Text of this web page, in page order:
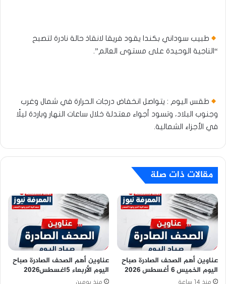
طبيب سوداني بكندا يقود فريقا لانقاذ حالة نادرة لتصبح
“الناجية الوحيدة على مستوى العالم”.
طقس اليوم : يتواصل انخفاض درجات الحرارة في شمال وغرب
وجنوب البلاد، وتسود أجواء معتدلة خلال ساعات النهار وباردة ليلًا
في الأجزاء الشمالية.
مقالات ذات صلة
عناوين أهم الصحف الصادرة صباح
اليوم الخميس 6 أغسطس 2026
منذ 14 ساعة
عناوين أهم الصحف الصادرة صباح
اليوم الأربعاء 5اغسطس2026
منذ يومين